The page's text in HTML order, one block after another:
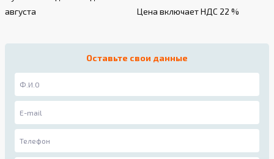
августа
Цена включает НДС 22 %
Оставьте свои данные